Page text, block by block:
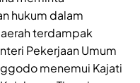
hukum dalam
terdampak
Pekerjaan Umum
menemui Kajati